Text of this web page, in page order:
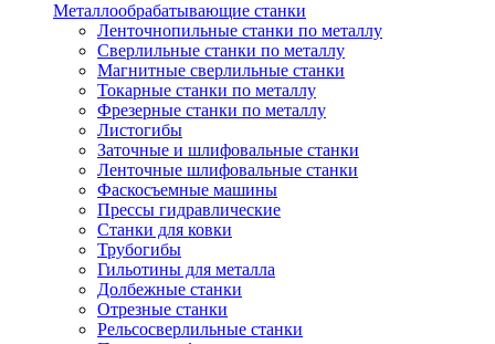
Металлообрабатывающие станки
Ленточнопильные станки по металлу
Сверлильные станки по металлу
Магнитные сверлильные станки
Токарные станки по металлу
Фрезерные станки по металлу
Листогибы
Заточные и шлифовальные станки
Ленточные шлифовальные станки
Фаскосъемные машины
Прессы гидравлические
Станки для ковки
Трубогибы
Гильотины для металла
Долбежные станки
Отрезные станки
Рельсосверлильные станки